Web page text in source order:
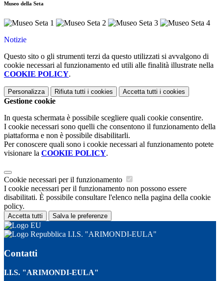
Museo della Seta
Notizie
Questo sito o gli strumenti terzi da questo utilizzati si avvalgono di
cookie necessari al funzionamento ed utili alle finalità illustrate nella
COOKIE POLICY.
Personalizza Rifiuta tutti i cookies Accetta tutti i cookies
Gestione cookie
In questa schermata è possibile scegliere quali cookie consentire.
I cookie necessari sono quelli che consentono il funzionamento della
piattaforma e non è possibile disabilitarli.
Per conoscere quali sono i cookie necessari al funzionamento potete
visionare la COOKIE POLICY.
Cookie necessari per il funzionamento
I cookie necessari per il funzionamento non possono essere
disabilitati. È possibile consultare l'elenco nella pagina della cookie
policy.
Accetta tutti Salva le preferenze
I.I.S. "ARIMONDI-EULA"
Contatti
I.I.S. "ARIMONDI-EULA"